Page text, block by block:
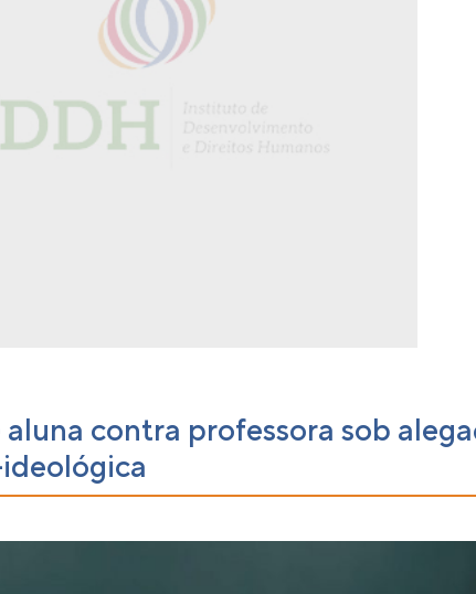
contra professora sob